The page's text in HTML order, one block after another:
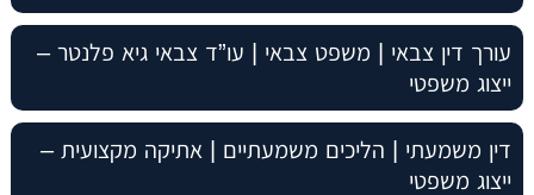
עורך דין צבאי | משפט צבאי | עו”ד צבאי גיא פלנטר –
ייצוג משפטי
דין משמעתי | הליכים משמעתיים | אתיקה מקצועית –
ייצוג משפטי